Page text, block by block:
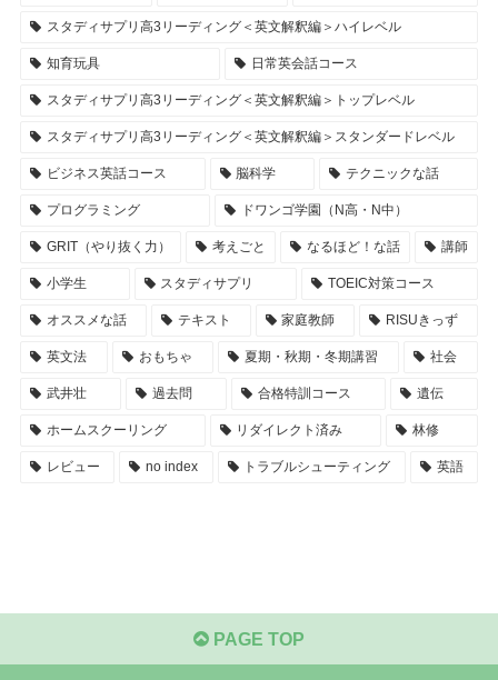
スタディサプリ高3リーディング＜英文解釈編＞ハイレベル
知育玩具 日常英会話コース
スタディサプリ高3リーディング＜英文解釈編＞トップレベル
スタディサプリ高3リーディング＜英文解釈編＞スタンダードレベル
ビジネス英話コース 脳科学 テクニックな話
プログラミング ドワンゴ学園（N高・N中）
GRIT（やり抜く力） 考えごと なるほど！な話 講師
小学生 スタディサプリ TOEIC対策コース
オススメな話 テキスト 家庭教師 RISUきっず
英文法 おもちゃ 夏期・秋期・冬期講習 社会
武井壮 過去問 合格特訓コース 遺伝
ホームスクーリング リダイレクト済み 林修
レビュー no index トラブルシューティング 英語
PAGE TOP